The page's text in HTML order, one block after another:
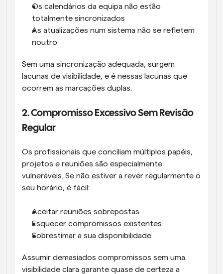
Os calendários da equipa não estão
totalmente sincronizados
As atualizações num sistema não se refletem
noutro
Sem uma sincronização adequada, surgem
lacunas de visibilidade, e é nessas lacunas que
ocorrem as marcações duplas.
2. Compromisso Excessivo Sem Revisão
Regular
Os profissionais que conciliam múltiplos papéis,
projetos e reuniões são especialmente
vulneráveis. Se não estiver a rever regularmente o
seu horário, é fácil:
Aceitar reuniões sobrepostas
Esquecer compromissos existentes
Sobrestimar a sua disponibilidade
Assumir demasiados compromissos sem uma
visibilidade clara garante quase de certeza a